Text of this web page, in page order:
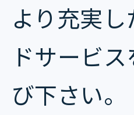
より充実
ドサービ
び下さい。